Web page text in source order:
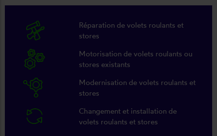
Réparation de volets roulants et
stores
Motorisation de volets roulants ou
stores existants
Modernisation de volets roulants et
stores
Changement et installation de
volets roulants et stores